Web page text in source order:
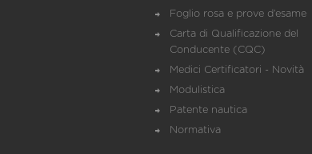
Foglio rosa e prove d’esame
Carta di Qualificazione del
Conducente (CQC)
Medici Certificatori - Novità
Modulistica
Patente nautica
Normativa